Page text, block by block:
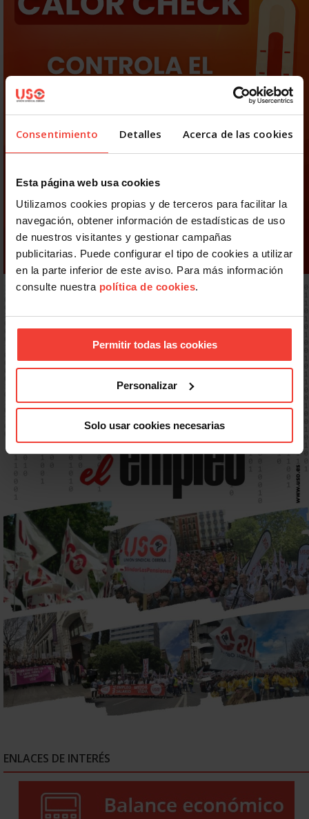
Consentimiento Detalles Acerca de las cookies
Esta página web usa cookies
Utilizamos cookies propias y de terceros para facilitar la
navegación, obtener información de estadísticas de uso
de nuestros visitantes y gestionar campañas
publicitarias. Puede configurar el tipo de cookies a utilizar
en la parte inferior de este aviso. Para más información
consulte nuestra política de cookies.
Permitir todas las cookies
Personalizar
Solo usar cookies necesarias
ENLACES DE INTERÉS